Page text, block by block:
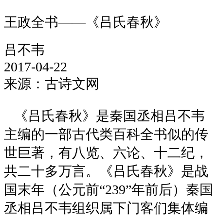
王政全书——《吕氏春秋》
吕不韦
2017-04-22
来源：古诗文网
《吕氏春秋》是秦国丞相吕不韦
主编的一部古代类百科全书似的传
世巨著，有八览、六论、十二纪，
共二十多万言。《吕氏春秋》是战
国末年（公元前“239”年前后）秦国
丞相吕不韦组织属下门客们集体编